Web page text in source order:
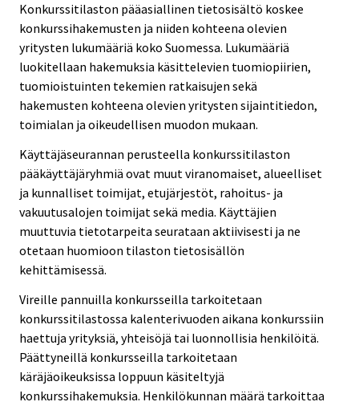
Konkurssitilaston pääasiallinen tietosisältö koskee
konkurssihakemusten ja niiden kohteena olevien
yritysten lukumääriä koko Suomessa. Lukumääriä
luokitellaan hakemuksia käsittelevien tuomiopiirien,
tuomioistuinten tekemien ratkaisujen sekä
hakemusten kohteena olevien yritysten sijaintitiedon,
toimialan ja oikeudellisen muodon mukaan.
Käyttäjäseurannan perusteella konkurssitilaston
pääkäyttäjäryhmiä ovat muut viranomaiset, alueelliset
ja kunnalliset toimijat, etujärjestöt, rahoitus- ja
vakuutusalojen toimijat sekä media. Käyttäjien
muuttuvia tietotarpeita seurataan aktiivisesti ja ne
otetaan huomioon tilaston tietosisällön
kehittämisessä.
Vireille pannuilla konkursseilla tarkoitetaan
konkurssitilastossa kalenterivuoden aikana konkurssiin
haettuja yrityksiä, yhteisöjä tai luonnollisia henkilöitä.
Päättyneillä konkursseilla tarkoitetaan
käräjäoikeuksissa loppuun käsiteltyjä
konkurssihakemuksia. Henkilökunnan määrä tarkoittaa